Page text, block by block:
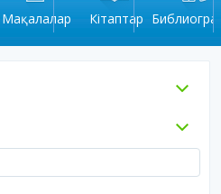
Мақалалар Кітаптар